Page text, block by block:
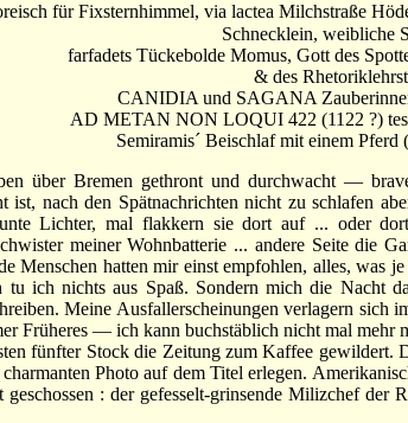
für Fixsternhimmel, via lactea Milchstraße
Schnecklein, weibliche
farfadets Tückebolde Momus, Gott des
& des
CANIDIA und SAGANA
AD METAN NON LOQUI 422 (1122 ?)
Semiramis´ Beischlaf mit einem Pferd
über Bremen gethront und durchwacht —
ist, nach den Spätnachrichten nicht zu schlafen
Lichter, mal flakkern sie dort auf ... oder
meiner Wohnbatterie ... andere Seite die
Menschen hatten mir einst empfohlen, alles, was
tu ich nichts aus Spaß. Sondern mich die Nacht
Meine Ausfallerscheinungen verlagern sich
Früheres — ich kann buchstäblich nicht mal mehr
fünfter Stock die Zeitung zum Kaffee gewildert.
Photo auf dem Titel erlegen.
geschossen : der gefesselt-grinsende Milizchef der